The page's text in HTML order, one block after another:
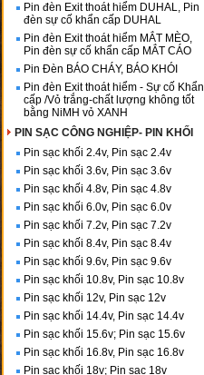
Pin đèn Exit thoát hiểm DUHAL, Pin
đèn sự cố khẩn cấp DUHAL
Pin đèn Exit thoát hiểm MẮT MÈO,
Pin đèn sự cố khẩn cấp MẮT CÁO
Pin Đèn BÁO CHÁY, BÁO KHÓI
Pin đèn Exit thoát hiểm - Sự cố Khẩn
cấp /Vỏ trắng-chất lượng không tốt
bằng NiMH vỏ XANH
PIN SẠC CÔNG NGHIỆP- PIN KHỐI
Pin sạc khối 2.4v, Pin sạc 2.4v
Pin sạc khối 3.6v, Pin sạc 3.6v
Pin sạc khối 4.8v, Pin sạc 4.8v
Pin sạc khối 6.0v, Pin sạc 6.0v
Pin sạc khối 7.2v, Pin sạc 7.2v
Pin sạc khối 8.4v, Pin sạc 8.4v
Pin sạc khối 9.6v, Pin sạc 9.6v
Pin sạc khối 10.8v, Pin sạc 10.8v
Pin sạc khối 12v, Pin sạc 12v
Pin sạc khối 14.4v, Pin sạc 14.4v
Pin sạc khối 15.6v; Pin sạc 15.6v
Pin sạc khối 16.8v, Pin sạc 16.8v
Pin sạc khối 18v; Pin sạc 18v